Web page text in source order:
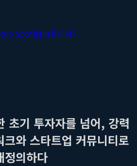
Spotlight문의하기
초기 투자자를 넘어, 강력
와 스타트업 커뮤니티로
정의하다